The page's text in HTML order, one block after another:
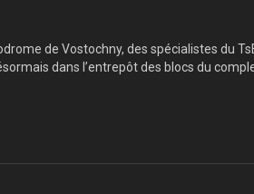
de Vostochny, des spécialistes du
dans l’entrepôt des blocs du